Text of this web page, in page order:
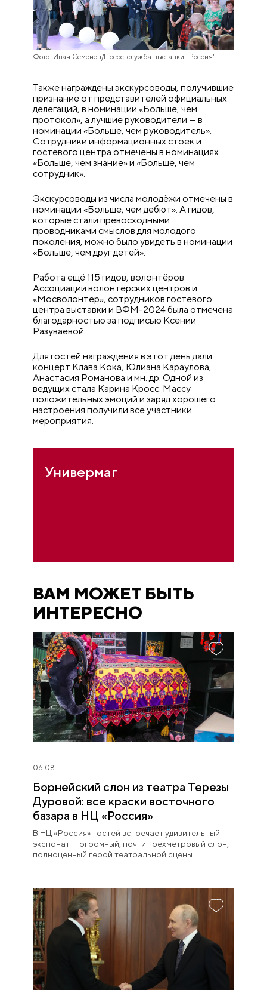
Фото: Иван Семенец/Пресс-служба выставки "Россия"
Также награждены экскурсоводы, получившие
признание от представителей официальных
делегаций, в номинации «Больше, чем
протокол», а лучшие руководители — в
номинации «Больше, чем руководитель».
Сотрудники информационных стоек и
гостевого центра отмечены в номинациях
«Больше, чем знание» и «Больше, чем
сотрудник».
Экскурсоводы из числа молодёжи отмечены в
номинации «Больше, чем дебют». А гидов,
которые стали превосходными
проводниками смыслов для молодого
поколения, можно было увидеть в номинации
«Больше, чем друг детей».
Работа ещё 115 гидов, волонтёров
Ассоциации волонтёрских центров и
«Мосволонтёр», сотрудников гостевого
центра выставки и ВФМ-2024 была отмечена
благодарностью за подписью Ксении
Разуваевой.
Для гостей награждения в этот день дали
концерт Клава Кока, Юлиана Караулова,
Анастасия Романова и мн. др. Одной из
ведущих стала Карина Кросс. Массу
положительных эмоций и заряд хорошего
настроения получили все участники
мероприятия.
Универмаг
ВАМ МОЖЕТ БЫТЬ
ИНТЕРЕСНО
06.08
Борнейский слон из театра Терезы
Дуровой: все краски восточного
базара в НЦ «Россия»
В НЦ «Россия» гостей встречает удивительный
экспонат — огромный, почти трехметровый слон,
полноценный герой театральной сцены.